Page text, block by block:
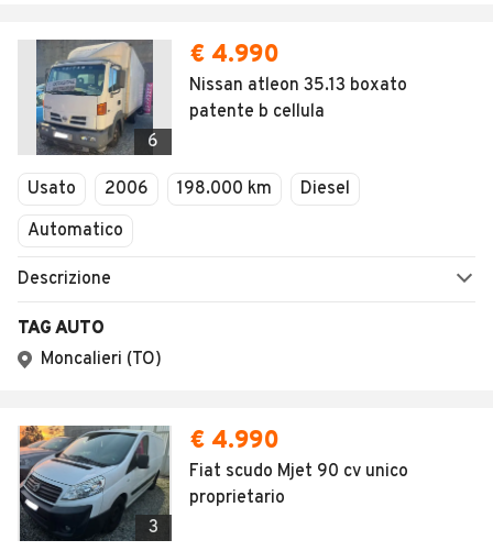
6
€ 4.990
Nissan atleon 35.13 boxato
patente b cellula
Usato 2006 198.000 km
Diesel
Automatico
Descrizione
TAG AUTO
Moncalieri (TO)
3
€ 4.990
Fiat scudo Mjet 90 cv unico
proprietario